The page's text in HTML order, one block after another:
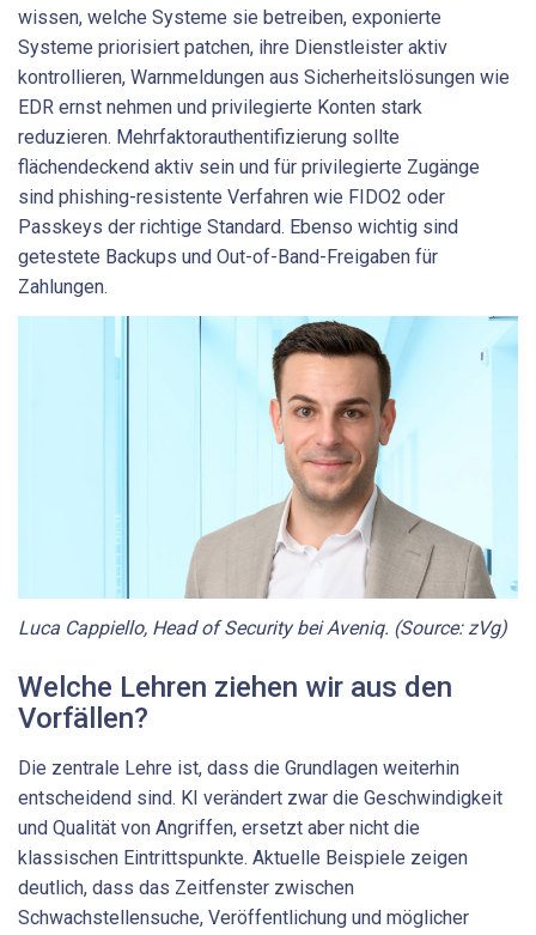
wissen, welche Systeme sie betreiben, exponierte
Systeme priorisiert patchen, ihre Dienstleister aktiv
kontrollieren, Warnmeldungen aus Sicherheitslösungen wie
EDR ernst nehmen und privilegierte Konten stark
reduzieren. Mehrfaktorauthentifizierung sollte
flächendeckend aktiv sein und für privilegierte Zugänge
sind phishing-resistente Verfahren wie FIDO2 oder
Passkeys der richtige Standard. Ebenso wichtig sind
getestete Backups und Out-of-Band-Freigaben für
Zahlungen.
Luca Cappiello, Head of Security bei Aveniq. (Source: zVg)
Welche Lehren ziehen wir aus den
Vorfällen?
Die zentrale Lehre ist, dass die Grundlagen weiterhin
entscheidend sind. KI verändert zwar die Geschwindigkeit
und Qualität von Angriffen, ersetzt aber nicht die
klassischen Eintrittspunkte. Aktuelle Beispiele zeigen
deutlich, dass das Zeitfenster zwischen
Schwachstellensuche, Veröffentlichung und möglicher